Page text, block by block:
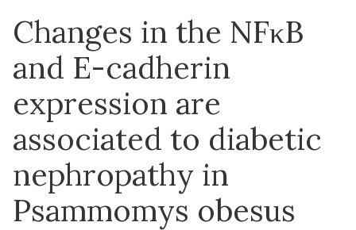
Changes in the NFκB
and E-cadherin
expression are
associated to diabetic
nephropathy in
Psammomys obesus